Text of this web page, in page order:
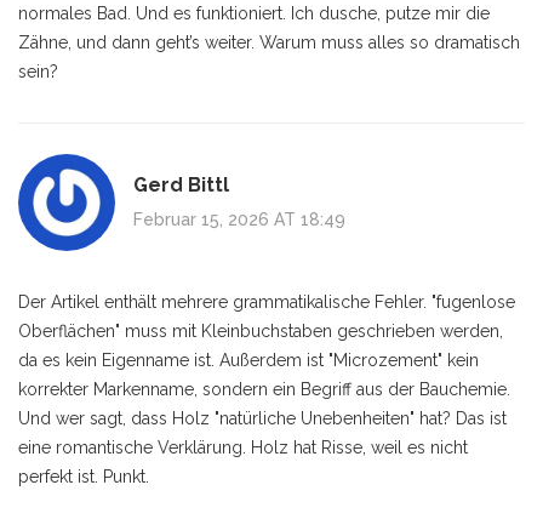
normales Bad. Und es funktioniert. Ich dusche, putze mir die
Zähne, und dann geht’s weiter. Warum muss alles so dramatisch
sein?
Gerd Bittl
Februar 15, 2026 AT 18:49
Der Artikel enthält mehrere grammatikalische Fehler. "fugenlose
Oberflächen" muss mit Kleinbuchstaben geschrieben werden,
da es kein Eigenname ist. Außerdem ist "Microzement" kein
korrekter Markenname, sondern ein Begriff aus der Bauchemie.
Und wer sagt, dass Holz "natürliche Unebenheiten" hat? Das ist
eine romantische Verklärung. Holz hat Risse, weil es nicht
perfekt ist. Punkt.